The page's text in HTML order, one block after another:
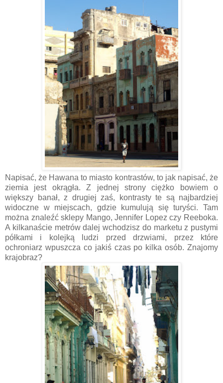
Napisać, że Hawana to miasto kontrastów, to jak napisać, że
ziemia jest okrągła. Z jednej strony ciężko bowiem o
większy banał, z drugiej zaś, kontrasty te są najbardziej
widoczne w miejscach, gdzie kumulują się turyści. Tam
można znaleźć sklepy Mango, Jennifer Lopez czy Reeboka.
A kilkanaście metrów dalej wchodzisz do marketu z pustymi
półkami i kolejką ludzi przed drzwiami, przez które
ochroniarz wpuszcza co jakiś czas po kilka osób. Znajomy
krajobraz?